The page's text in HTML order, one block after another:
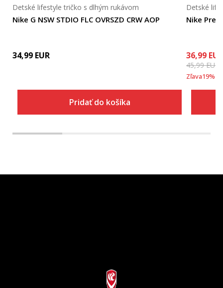
Nike G NSW STDIO FLC OVRSZD CRW AOP
Detské lifestyle tričko s dlhým rukávom
34,99 EUR
Pridať do košíka
Nike
Detské
36,99 EUR
45,99EUR
Zľava19%